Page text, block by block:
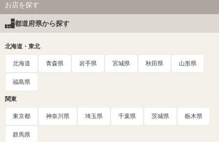
お店を探す
都道府県から探す
北海道・東北
北海道 青森県 岩手県 宮城県 秋田県 山形県
福島県
関東
東京都 神奈川県 埼玉県 千葉県 茨城県 栃木県
群馬県